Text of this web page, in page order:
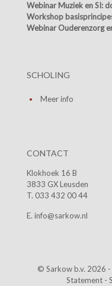
Webinar Muziek en SI:
Workshop
Webinar Ouderenzorg
SCHOLING
Meer info
CONTACT
Klokhoek 16 B
3833 GX Leusden
T. 033 432 00 44
E. info@sarkow.nl
© Sarkow b.v. 2026 -
Statement -